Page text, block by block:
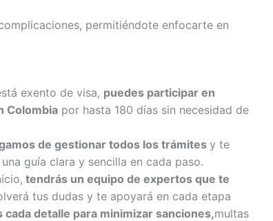
permitiéndote enfocarte en
exento de visa, puedes participar en
Colombia por hasta 180 días sin necesidad de
de gestionar todos los trámites y te
guía clara y sencilla en cada paso.
tendrás un equipo de expertos que te
tus dudas y te apoyará en cada etapa
cada detalle para minimizar sanciones,multas